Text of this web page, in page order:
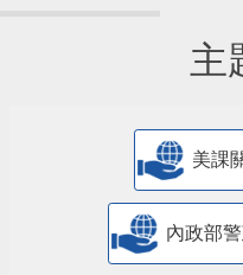
主
美課
內政部